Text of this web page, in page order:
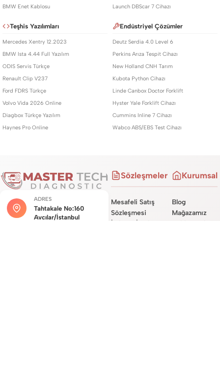
BMW Enet Kablosu
Launch DBScar 7 Cihazı
Teşhis Yazılımları
Mercedes Xentry 12.2023
BMW Ista 4.44 Full Yazılım
ODIS Servis Türkçe
Renault Clip V237
Ford FDRS Türkçe
Volvo Vida 2026 Online
Diagbox Türkçe Yazılım
Haynes Pro Online
Endüstriyel Çözümler
Deutz Serdia 4.0 Level 6
Perkins Arıza Tespit Cihazı
New Holland CNH Tarım
Kubota Python Cihazı
Linde Canbox Doctor Forklift
Hyster Yale Forklift Cihazı
Cummins Inline 7 Cihazı
Wabco ABS/EBS Test Cihazı
ADRES
Tahtakale No:160
Avcılar/İstanbul
Sözleşmeler
Mesafeli Satış
Sözleşmesi
İade ve İptal
Kurumsal
Blog
Mağazamız
Hakkımızda